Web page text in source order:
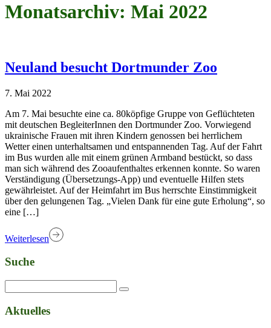
Monatsarchiv: Mai 2022
Neuland besucht Dortmunder Zoo
7. Mai 2022
Am 7. Mai besuchte eine ca. 80köpfige Gruppe von Geflüchteten
mit deutschen BegleiterInnen den Dortmunder Zoo. Vorwiegend
ukrainische Frauen mit ihren Kindern genossen bei herrlichem
Wetter einen unterhaltsamen und entspannenden Tag. Auf der Fahrt
im Bus wurden alle mit einem grünen Armband bestückt, so dass
man sich während des Zooaufenthaltes erkennen konnte. So waren
Verständigung (Übersetzungs-App) und eventuelle Hilfen stets
gewährleistet. Auf der Heimfahrt im Bus herrschte Einstimmigkeit
über den gelungenen Tag. „Vielen Dank für eine gute Erholung“, so
eine […]
Weiterlesen
Suche
Aktuelles